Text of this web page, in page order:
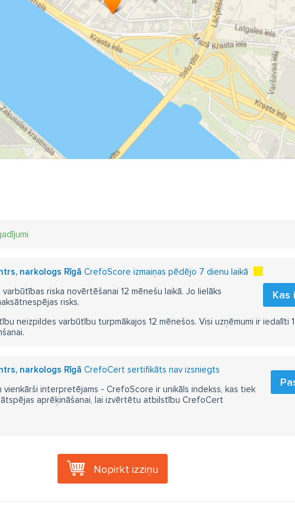
stacionārā
palīdzība pie klienta izvešana no plosta ampulēšana
ārstēšana no alkohola alkoholisma ārstēšana
narkotiku tests narkotiku analīzes
alkoholisma
narkologs brīvdienā narkologs brīvdienās
vakaros
alkoholisma pazīmes
alkohola detoksikācija
centrs
alkohola ārstēšana alkoholisms ārstēšana
atkarību
kodēšana pret alkoholu
cilvēka nokodēšana
grūtniecības laikā
asinīs saglabājas
kā ārstēt
ar alkoholismu
zāles pret alkoholismu
ampulas iešūšana pret
ar vispārējo narkozi
detoksācija piecu dienu laikā
Rīgas centrā
narkoloģiskā klīnika labs narkologs
narkologs
Arons
Mihails Arons
Bolderāja
narkologs Rīgā CrefoScore izmaiņas pēdējo 7 dienu laikā
Kas
riska novērtēšanai 12 mēnešu laikā. Jo lielāks
risks.
neizpildes varbūtību turpmākajos 12 mēnešos. Visi uzņēmumi ir iedalīti
narkologs Rīgā CrefoCert sertifikāts nav izsniegts
interpretējams - CrefoScore ir unikāls indekss, kas tiek
aprēķināšanai, lai izvērtētu atbilstību CrefoCert
Nopirkt izziņu